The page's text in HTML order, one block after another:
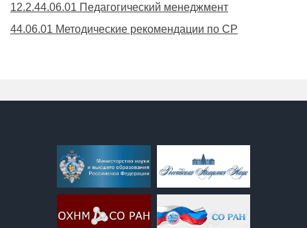
12.2.44.06.01 Педагогический менеджмент
44.06.01 Методические рекомендации по СР